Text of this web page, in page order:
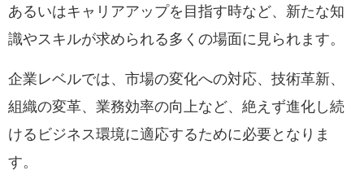
あるいはキャリアアップを目指す時など、新たな知
識やスキルが求められる多くの場面に見られます。
企業レベルでは、市場の変化への対応、技術革新、
組織の変革、業務効率の向上など、絶えず進化し続
けるビジネス環境に適応するために必要となりま
す。